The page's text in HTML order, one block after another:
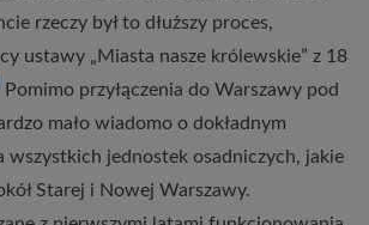
rzeczy był to dłuższy proces,
ustawy „Miasta nasze królewskie” z 18
Pomimo przyłączenia do Warszawy pod
mało wiadomo o dokładnym
wszystkich jednostek osadniczych, jakie
Starej i Nowej Warszawy.